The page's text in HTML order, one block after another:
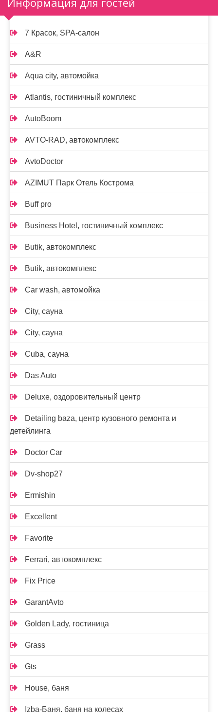
7 Красок, SPA-салон
A&R
Aqua city, автомойка
Atlantis, гостиничный комплекс
AutoBoom
AVTO-RAD, автокомплекс
AvtoDoctor
AZIMUT Парк Отель Кострома
Buff pro
Business Hotel, гостиничный комплекс
Butik, автокомплекс
Butik, автокомплекс
Car wash, автомойка
City, сауна
City, сауна
Cuba, сауна
Das Auto
Deluxe, оздоровительный центр
Detailing baza, центр кузовного ремонта и
детейлинга
Doctor Car
Dv-shop27
Ermishin
Excellent
Favorite
Ferrari, автокомплекс
Fix Price
GarantAvto
Golden Lady, гостиница
Grass
Gts
House, баня
Izba-Баня, баня на колесах